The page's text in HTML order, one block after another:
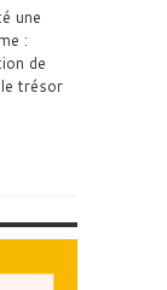
une
:
de
trésor